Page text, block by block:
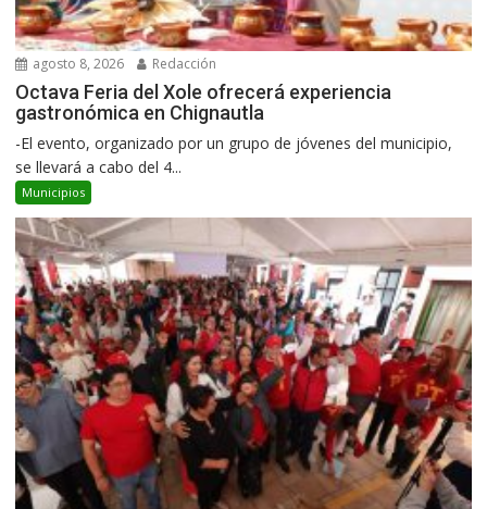
agosto 8, 2026 Redacción
Octava Feria del Xole ofrecerá experiencia
gastronómica en Chignautla
-El evento, organizado por un grupo de jóvenes del municipio,
se llevará a cabo del 4...
Municipios